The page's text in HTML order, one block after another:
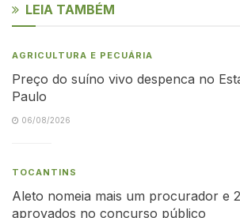
LEIA TAMBÉM
AGRICULTURA E PECUÁRIA
Preço do suíno vivo despenca no
Paulo
06/08/2026
TOCANTINS
Aleto nomeia mais um procurador e
aprovados no concurso público